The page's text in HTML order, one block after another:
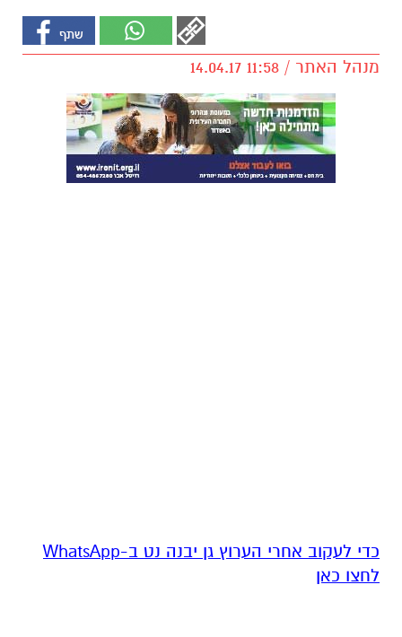
מנהל האתר / 11:58 14.04.17
‏כדי לעקוב אחרי הערוץ גן יבנה נט ב-WhatsApp
לחצו כאן